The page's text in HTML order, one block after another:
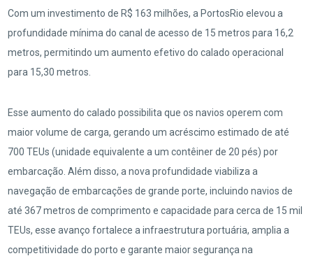
Com um investimento de R$ 163 milhões, a PortosRio elevou a
profundidade mínima do canal de acesso de 15 metros para 16,2
metros, permitindo um aumento efetivo do calado operacional
para 15,30 metros.
Esse aumento do calado possibilita que os navios operem com
maior volume de carga, gerando um acréscimo estimado de até
700 TEUs (unidade equivalente a um contêiner de 20 pés) por
embarcação. Além disso, a nova profundidade viabiliza a
navegação de embarcações de grande porte, incluindo navios de
até 367 metros de comprimento e capacidade para cerca de 15 mil
TEUs, esse avanço fortalece a infraestrutura portuária, amplia a
competitividade do porto e garante maior segurança na